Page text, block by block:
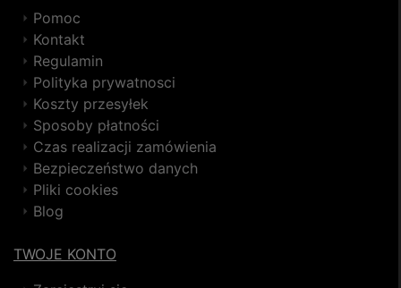
Pomoc
Kontakt
Regulamin
Polityka prywatnosci
Koszty przesyłek
Sposoby płatności
Czas realizacji zamówienia
Bezpieczeństwo danych
Pliki cookies
Blog
TWOJE KONTO